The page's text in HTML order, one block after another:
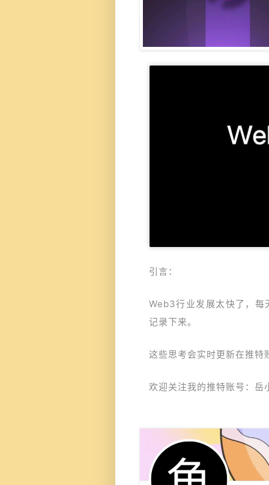
引言：
Web3行业发展太快了，每
记录下来。
这些思考会实时更新在推特
欢迎关注我的推特账号：